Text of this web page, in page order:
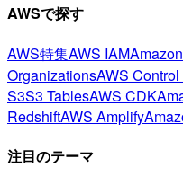
AWSで探す
AWS特集AWS IAM
OrganizationsAWS
S3S3 TablesAWS CDK
RedshiftAWS Amplify
注目のテーマ